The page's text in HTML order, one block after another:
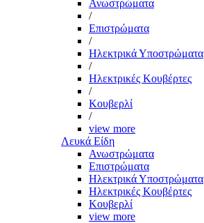
Ανωστρώματα
/
Επιστρώματα
/
Ηλεκτρικά Υποστρώματα
/
Ηλεκτρικές Κουβέρτες
/
Κουβερλί
/
view more
Λευκά Είδη
Ανωστρώματα
Επιστρώματα
Ηλεκτρικά Υποστρώματα
Ηλεκτρικές Κουβέρτες
Κουβερλί
view more